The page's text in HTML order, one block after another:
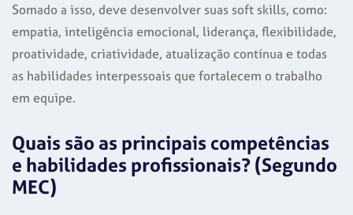
Somado a isso, deve desenvolver suas soft skills, como:
empatia, inteligência emocional, liderança, flexibilidade,
proatividade, criatividade, atualização contínua e todas
as habilidades interpessoais que fortalecem o trabalho
em equipe.
Quais são as principais competências
e habilidades profissionais? (Segundo
MEC)